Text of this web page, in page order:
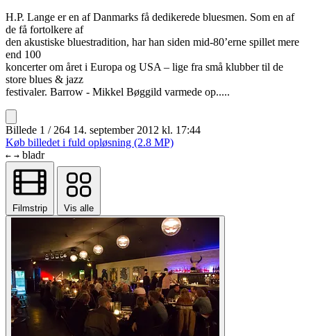
H.P. Lange er en af Danmarks få dedikerede bluesmen. Som en af
de få fortolkere af
den akustiske bluestradition, har han siden mid-80’erne spillet mere
end 100
koncerter om året i Europa og USA – lige fra små klubber til de
store blues & jazz
festivaler. Barrow - Mikkel Bøggild varmede op.....
Billede 1 / 264 14. september 2012 kl. 17:44
Køb billedet i fuld opløsning (2.8 MP)
← → bladr
Filmstrip Vis alle